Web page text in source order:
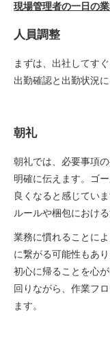
現場管理者の一日の
人員調整
まずは、出社してす
出勤確認と出勤状況
朝礼
朝礼では、必要事項
明確に伝えます。ゴ
良くなると感じてい
ルールや梱包におけ
業務に慣れることに
に繋がる可能性もあ
初心に帰ることを心
回りながら、作業フ
ます。